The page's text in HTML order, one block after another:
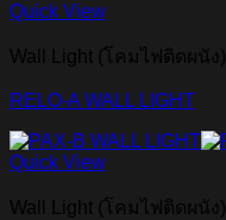
Quick View
Wall Light (โคมไฟติดผนัง)
RELO-A WALL LIGHT
Quick View
Wall Light (โคมไฟติดผนัง)